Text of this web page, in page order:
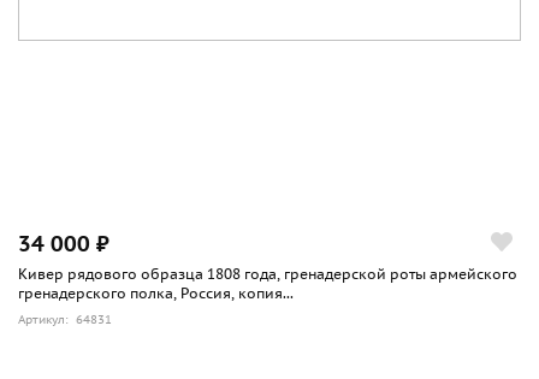
34 000 ₽
Кивер рядового образца 1808 года, гренадерской роты армейского
гренадерского полка, Россия, копия...
Артикул: 64831